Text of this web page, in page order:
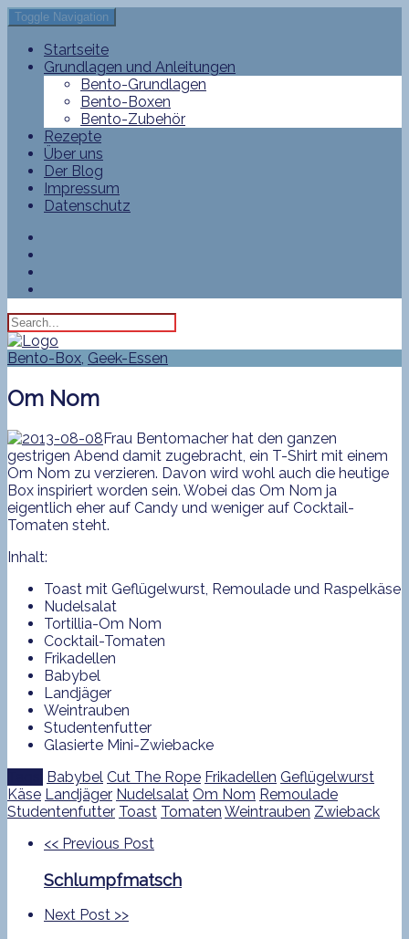
Toggle Navigation
Startseite
Grundlagen und Anleitungen
Bento-Grundlagen
Bento-Boxen
Bento-Zubehör
Rezepte
Über uns
Der Blog
Impressum
Datenschutz
Bento-Box, Geek-Essen
Om Nom
Frau Bentomacher hat den ganzen
gestrigen Abend damit zugebracht, ein T-Shirt mit einem
Om Nom zu verzieren. Davon wird wohl auch die heutige
Box inspiriert worden sein. Wobei das Om Nom ja
eigentlich eher auf Candy und weniger auf Cocktail-
Tomaten steht.
Inhalt:
Toast mit Geflügelwurst, Remoulade und Raspelkäse
Nudelsalat
Tortillia-Om Nom
Cocktail-Tomaten
Frikadellen
Babybel
Landjäger
Weintrauben
Studentenfutter
Glasierte Mini-Zwiebacke
Babybel Cut The Rope Frikadellen Geflügelwurst
Käse Landjäger Nudelsalat Om Nom Remoulade
Studentenfutter Toast Tomaten Weintrauben Zwieback
<< Previous Post
Schlumpfmatsch
Next Post >>